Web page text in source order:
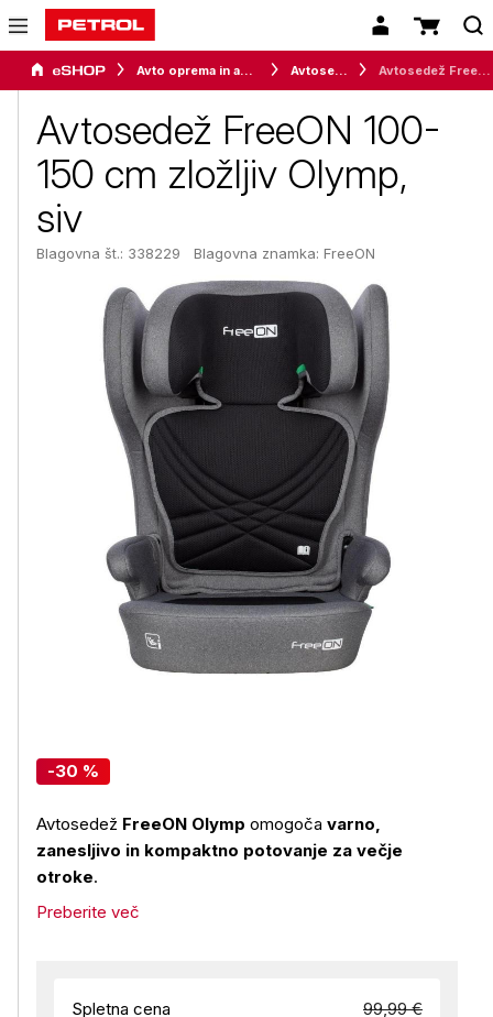
Avto oprema in avtomobilizem Avtosedeži Avtosedež FreeON 100-150 cm zložljiv Olymp, siv
Avtosedež FreeON 100-
150 cm zložljiv Olymp,
siv
Blagovna št.: 338229 Blagovna znamka: FreeON
-30 %
Avtosedež FreeON Olymp omogoča varno,
zanesljivo in kompaktno potovanje za večje
otroke.
Preberite več
Spletna cena 99,99 €